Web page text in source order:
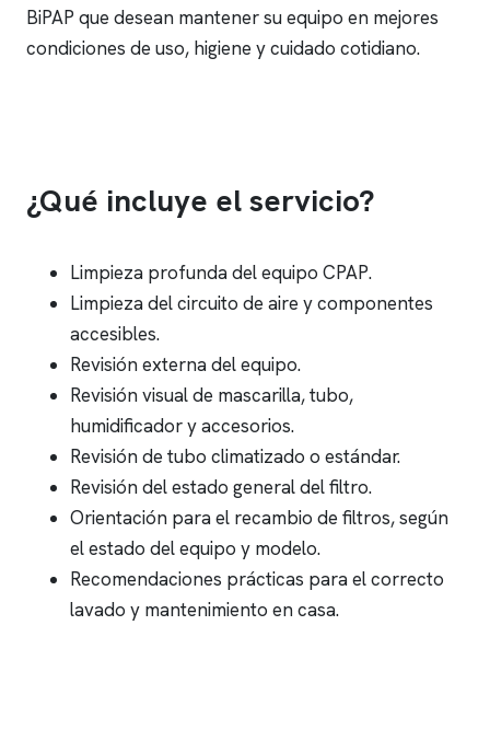
BiPAP que desean mantener su equipo en mejores
condiciones de uso, higiene y cuidado cotidiano.
¿Qué incluye el servicio?
Limpieza profunda del equipo CPAP.
Limpieza del circuito de aire y componentes
accesibles.
Revisión externa del equipo.
Revisión visual de mascarilla, tubo,
humidificador y accesorios.
Revisión de tubo climatizado o estándar.
Revisión del estado general del filtro.
Orientación para el recambio de filtros, según
el estado del equipo y modelo.
Recomendaciones prácticas para el correcto
lavado y mantenimiento en casa.